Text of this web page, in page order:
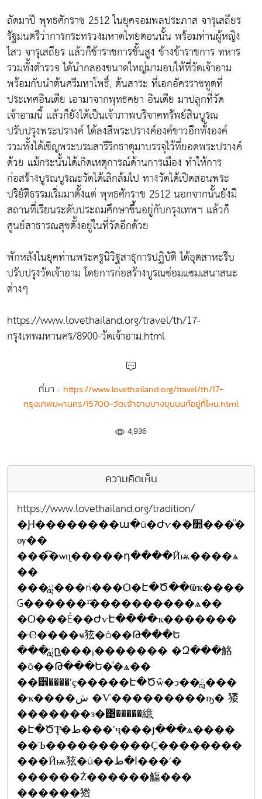
ถัดมาปี พุทธศักราช 2512 ในยุคจอมพลประภาส จารุเสถียร
รัฐมนตรีว่าการกระทรวงมหาดไทยตอนนั้น พร้อมท่านผู้หญิง
ไสว จารุเสถียร แล้วก็ข้าราชการชั้นสูง ข้างข้าราชการ ทหาร
รวมทั้งตำรวจ ได้นำกลองขนาดใหญ่มามอบให้ที่วัดเจ้าอาม
พร้อมกับนำต้นศรีมหาโพธิ์, ต้นสาระ ที่เอกอัครราชทูตที่
ประเทศอินเดีย เอามาจากพุทธคยา อินเดีย มาปลูกที่วัด
เจ้าอามนี้ แล้วก็ยังได้เป็นเจ้าภาพบริจาคทรัพย์สินบูรณ
ปรับปรุงพระปรางค์ ได้ลงสีพระปรางค์องค์ขาวอีกทั้งองค์
รวมทั้งได้เชิญพระบรมสารีริกธาตุมาบรรจุไว้ที่ยอดพระปรางค์
ด้วย แม้กระนั้นได้เกิดเหตุการณ์ด้านการเมือง ทำให้การ
ก่อสร้างบูรณบูรณะวัดได้เลิกล้มไป ทางวัดได้เปิดสอนพระ
ปริยัติธรรมเริ่มมาตั้งแต่ พุทธศักราช 2512 นอกจากนั้นยังมี
สถานที่เรียนระดับประถมศึกษาขึ้นอยู่กับกรุงเทพฯ แล้วก็
ศูนย์สาธารณสุขตั้งอยู่ในที่วัดอีกด้วย
พักหลังในยุคท่านพระครูนิวิฐสาธุการปฏิบัติ ได้อุตสาหะรีบ
ปรับปรุงวัดเจ้าอาม โดยการก่อสร้างบูรณซ่อมแซมเสนาสนะ
ต่างๆ
https://www.lovethailand.org/travel/th/17-
กรุงเทพมหานคร/8900-วัดเจ้าอาม.html
ที่มา : https://www.lovethailand.org/travel/th/17-
กรุงเทพมหานคร/15700-วัดเจ้าอามบางขุนนนท์อยู่ที่ไหน.html
4,936
ความคิดเห็น
https://www.lovethailand.org/tradition/
�Ԩ��������ա�û�Ժѵ��׺���ͧ�
ѹ��
���͡�ѡɳ�����դ����Ӥѭ����ѧ
��
���ླ���ǹ���Ѻ�Է�Ծ��Ҩҡ����
Ǵ������¹͡����������ѧ��
�Ѻ���Ẻ��ԺѵԷ����ҡ�������
�Ҽ����ҹ㹡�ô��Թ���Ե
���ླը֧���¡������� �Զ���觡
�ô��Թ���Ե�ͧ�ѧ��
��੾����ʹҫ�����Է�Ծŵ�ͻ��ླ���
�ҡ����ش �Ѵ���������ҧ� 㹻
�������з�͹�����繶֧
�Է�ԾŢͧ�ط���ʹҷ���յ���ѧ����
��Ъ����������Ҫ��������
���Ӥѭ㹡�ú��ا�ط���ʹ�
������Ż������觴���
������㹾